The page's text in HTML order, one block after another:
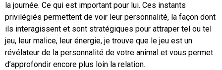
la journée. Ce qui est important pour lui. Ces instants
privilégiés permettent de voir leur personnalité, la façon dont
ils interagissent et sont stratégiques pour attraper tel ou tel
jeu, leur malice, leur énergie, je trouve que le jeu est un
révélateur de la personnalité de votre animal et vous permet
d’approfondir encore plus loin la relation.